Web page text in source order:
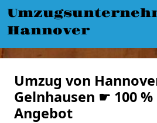
Hannover
Umzug von
Gelnhausen ☛ 100
Angebot